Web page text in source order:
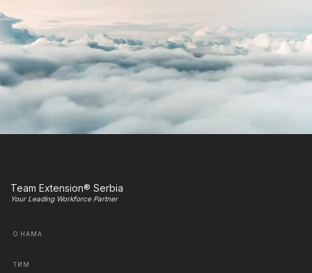
Team Extension® Serbia
Your Leading Workforce Partner
О НАМА
ТИМ